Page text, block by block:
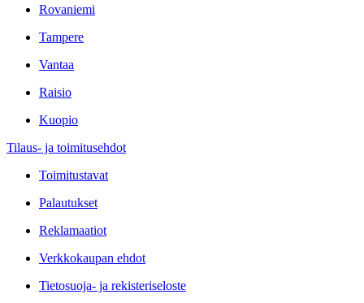
Rovaniemi
Tampere
Vantaa
Raisio
Kuopio
Tilaus- ja toimitusehdot
Toimitustavat
Palautukset
Reklamaatiot
Verkkokaupan ehdot
Tietosuoja- ja rekisteriseloste